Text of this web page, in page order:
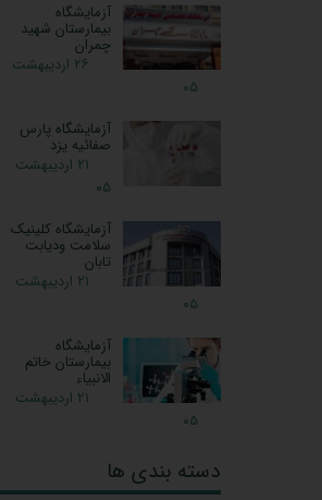
آزمایشگاه
بیمارستان شهید
چمران
۲۶ اردیبهشت
۰۵
آزمایشگاه پارس
صفائیه یزد
۲۱ اردیبهشت
۰۵
آزمایشگاه کلینیک
سلامت ودیابت
تابان
۲۱ اردیبهشت
۰۵
آزمایشگاه
بیمارستان خاتم
الانبیاء
۲۱ اردیبهشت
۰۵
دسته بندی ها